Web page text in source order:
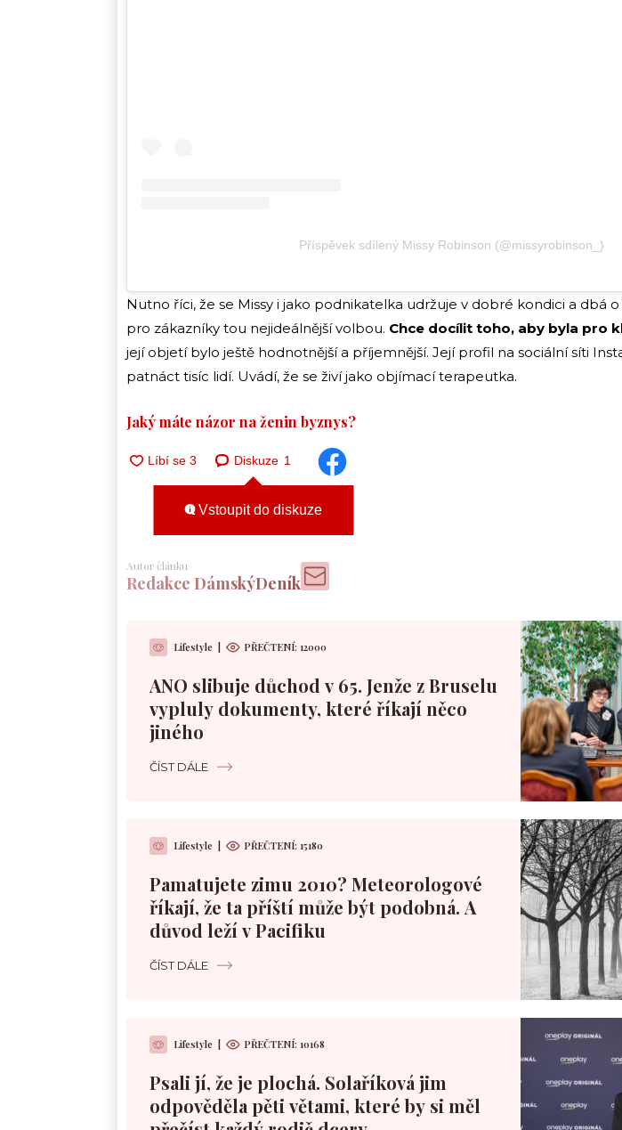
Příspěvek sdílený Missy Robinson (@missyrobinson_)
Nutno říci, že se Missy i jako podnikatelka udržuje v dobré kondici a dbá
pro zákazníky tou nejideálnější volbou. Chce docílit toho, aby byla pro
její objetí bylo ještě hodnotnější a příjemnější. Její profil na sociální síti
patnáct tisíc lidí. Uvádí, že se živí jako objímací terapeutka.
Jaký máte názor na ženin byznys?
Diskuze 1
Vstoupit do diskuze
Autor článku
Redakce DámskýDeník
Lifestyle PŘEČTENÍ: 12000
ANO slibuje důchod v 65. Jenže z Bruselu
vypluly dokumenty, které říkají něco
jiného
ČÍST DÁLE
Lifestyle PŘEČTENÍ: 15180
Pamatujete zimu 2010? Meteorologové
říkají, že ta příští může být podobná. A
důvod leží v Pacifiku
ČÍST DÁLE
Lifestyle PŘEČTENÍ: 10168
Psali jí, že je plochá. Solaříková jim
odpověděla pěti větami, které by si měl